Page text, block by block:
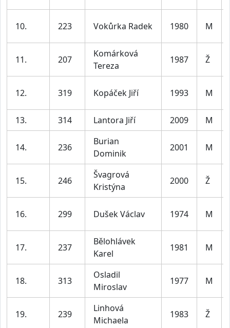
10. 223 Vokůrka Radek 1980 M
11. 207
Komárková
Tereza
1987 Ž
12. 319 Kopáček Jiří 1993 M
13. 314 Lantora Jiří 2009 M
14. 236
Burian
Dominik
2001 M
15. 246
Švagrová
Kristýna
2000 Ž
16. 299 Dušek Václav 1974 M
17. 237
Bělohlávek
Karel
1981 M
18. 313
Osladil
Miroslav
1977 M
19. 239
Linhová
Michaela
1983 Ž